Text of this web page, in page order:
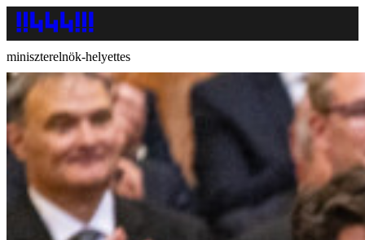
miniszterelnök-helyettes